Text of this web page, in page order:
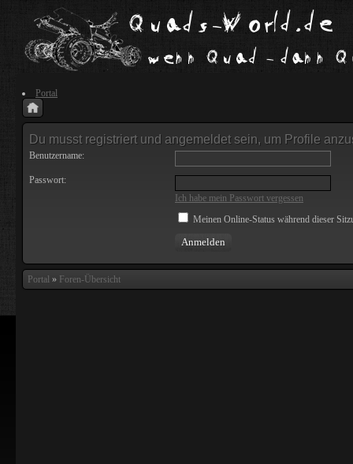
Portal
Du musst registriert und angemeldet sein, um Profile
Benutzername:
Passwort:
Ich habe mein Passwort vergessen
Meinen Online-Status während dieser
Portal » Foren-Übersicht